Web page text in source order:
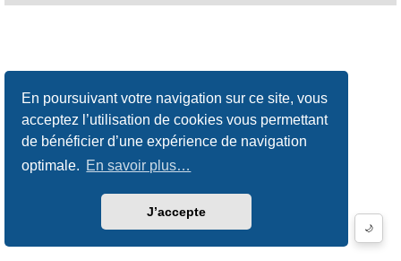
En poursuivant votre navigation sur ce site, vous
acceptez l’utilisation de cookies vous permettant
de bénéficier d’une expérience de navigation
optimale. En savoir plus…
J’accepte
🌙